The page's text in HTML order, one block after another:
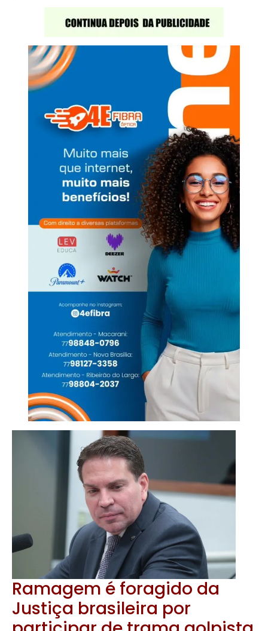
Ramagem é foragido da
Justiça brasileira por